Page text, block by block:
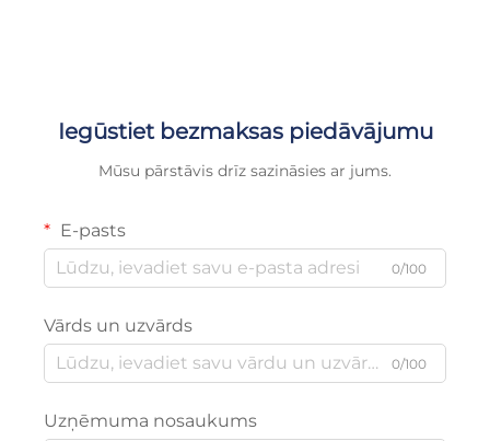
Iegūstiet bezmaksas piedāvājumu
Mūsu pārstāvis drīz sazināsies ar jums.
E-pasts
0/100
Vārds un uzvārds
0/100
Uzņēmuma nosaukums